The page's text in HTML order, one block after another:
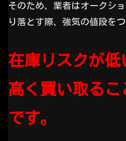
そのため、業者はオークシ
り落とす際、強気の値段を
在庫リスクが低
高く買い取るこ
です。